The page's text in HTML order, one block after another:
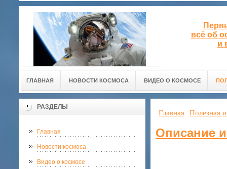
всё об
и
ГЛАВНАЯ НОВОСТИ КОСМОСА ВИДЕО О КОСМОСЕ
РАЗДЕЛЫ
Главная
Новости космоса
Видео о космосе
Главная Полезная
Описание